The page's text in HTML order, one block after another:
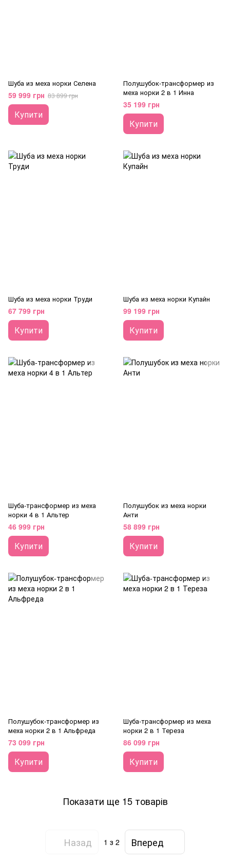
Шуба из меха норки Селена
59 999 грн 83 899 грн
Купити
Полушубок-трансформер из
меха норки 2 в 1 Инна
35 199 грн
Купити
Шуба из меха норки Труди
67 799 грн
Купити
Шуба из меха норки Купайн
99 199 грн
Купити
Шуба-трансформер из меха
норки 4 в 1 Альтер
46 999 грн
Купити
Полушубок из меха норки
Анти
58 899 грн
Купити
Полушубок-трансформер из
меха норки 2 в 1 Альфреда
73 099 грн
Купити
Шуба-трансформер из меха
норки 2 в 1 Тереза
86 099 грн
Купити
Показати ще 15 товарів
Назад 1 з 2 Вперед